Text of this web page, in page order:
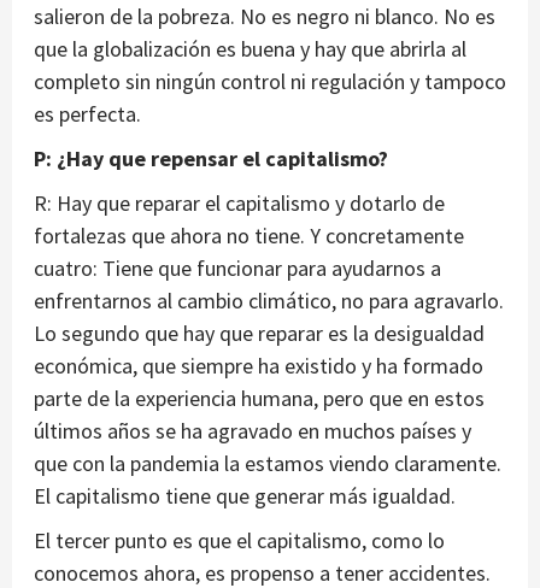
salieron de la pobreza. No es negro ni blanco. No es
que la globalización es buena y hay que abrirla al
completo sin ningún control ni regulación y tampoco
es perfecta.
P: ¿Hay que repensar el capitalismo?
R: Hay que reparar el capitalismo y dotarlo de
fortalezas que ahora no tiene. Y concretamente
cuatro: Tiene que funcionar para ayudarnos a
enfrentarnos al cambio climático, no para agravarlo.
Lo segundo que hay que reparar es la desigualdad
económica, que siempre ha existido y ha formado
parte de la experiencia humana, pero que en estos
últimos años se ha agravado en muchos países y
que con la pandemia la estamos viendo claramente.
El capitalismo tiene que generar más igualdad.
El tercer punto es que el capitalismo, como lo
conocemos ahora, es propenso a tener accidentes.